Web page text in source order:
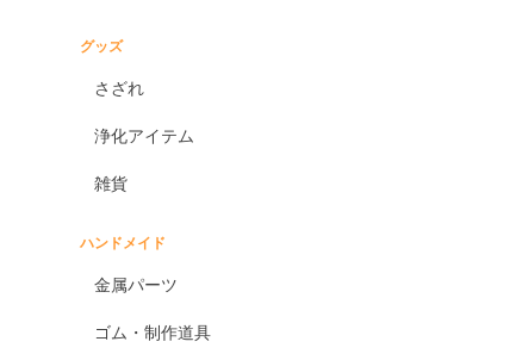
グッズ
さざれ
浄化アイテム
雑貨
ハンドメイド
金属パーツ
ゴム・制作道具